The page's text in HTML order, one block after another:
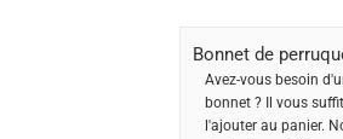
Bonnet de
Avez-vous besoin
bonnet ? Il vous
l'ajouter au panier.